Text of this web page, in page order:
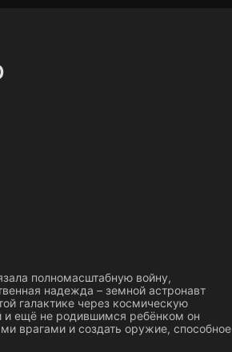
полномасштабную войну,
надежда – земной астронавт
галактике через космическую
и ещё не родившимся ребёнком он
врагами и создать оружие, способное